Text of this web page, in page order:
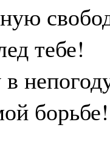
тебе!
борьбе!